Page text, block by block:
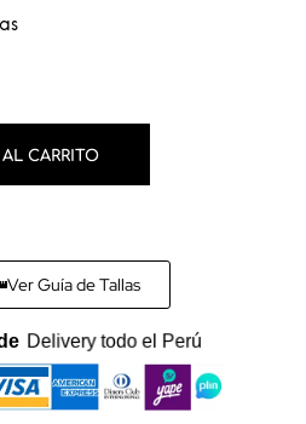
CARRITO
Ver Guía de Tallas
Delivery todo el Perú